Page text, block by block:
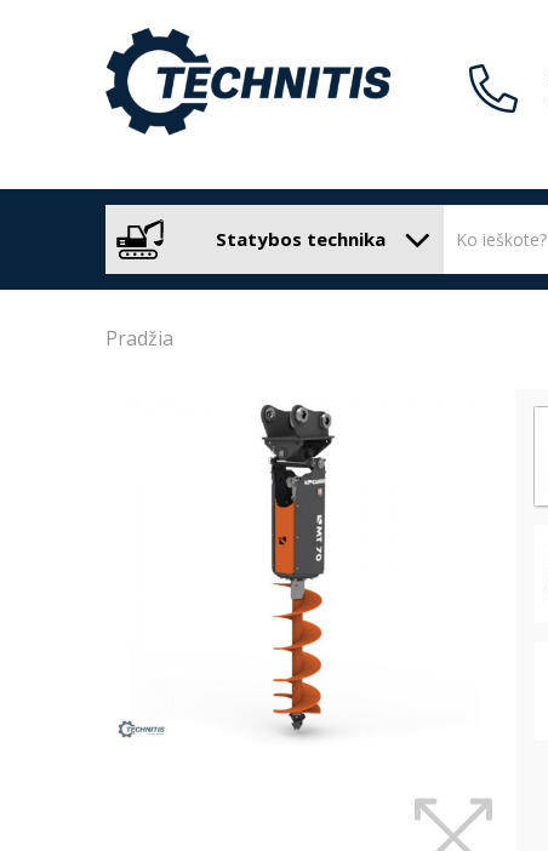
Statybos technika
Pradžia